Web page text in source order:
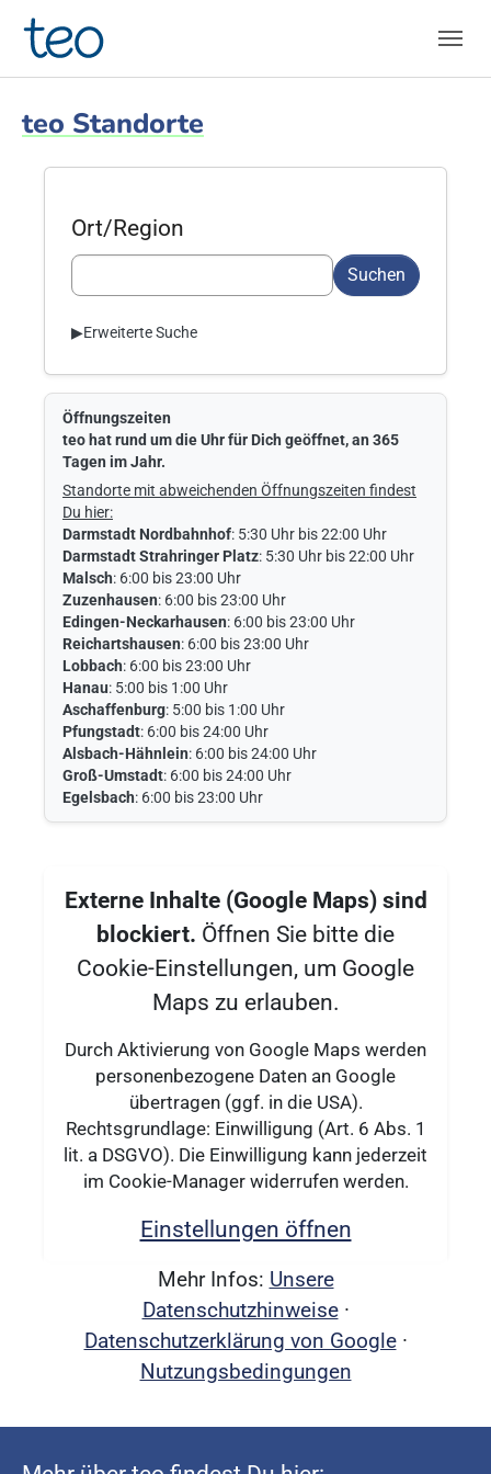
Skip to main navigation
Skip to main content
Skip to page footer
teo Standorte
Ort/Region
Suchen
▶Erweiterte Suche
Öffnungszeiten
teo hat rund um die Uhr für Dich geöffnet, an 365
Tagen im Jahr.
Standorte mit abweichenden Öffnungszeiten findest
Du hier:
Darmstadt Nordbahnhof: 5:30 Uhr bis 22:00 Uhr
Darmstadt Strahringer Platz: 5:30 Uhr bis 22:00 Uhr
Malsch: 6:00 bis 23:00 Uhr
Zuzenhausen: 6:00 bis 23:00 Uhr
Edingen-Neckarhausen: 6:00 bis 23:00 Uhr
Reichartshausen: 6:00 bis 23:00 Uhr
Lobbach: 6:00 bis 23:00 Uhr
Hanau: 5:00 bis 1:00 Uhr
Aschaffenburg: 5:00 bis 1:00 Uhr
Pfungstadt: 6:00 bis 24:00 Uhr
Alsbach-Hähnlein: 6:00 bis 24:00 Uhr
Groß-Umstadt: 6:00 bis 24:00 Uhr
Egelsbach: 6:00 bis 23:00 Uhr
Externe Inhalte (Google Maps) sind
blockiert. Öffnen Sie bitte die
Cookie-Einstellungen, um Google
Maps zu erlauben.
Durch Aktivierung von Google Maps werden
personenbezogene Daten an Google
übertragen (ggf. in die USA).
Rechtsgrundlage: Einwilligung (Art. 6 Abs. 1
lit. a DSGVO). Die Einwilligung kann jederzeit
im Cookie-Manager widerrufen werden.
Einstellungen öffnen
Mehr Infos: Unsere
Datenschutzhinweise·
Datenschutzerklärung von Google·
Nutzungsbedingungen